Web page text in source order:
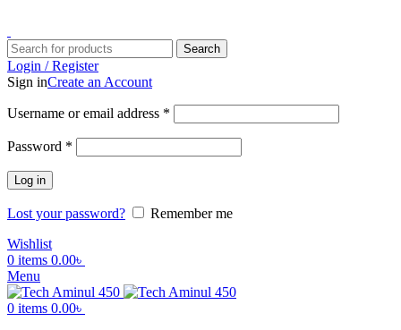
Search
Login / Register
Sign inCreate an Account
Username or email address *
Password *
Log in
Lost your password?
Remember me
Wishlist
0 items 0.00৳
Menu
0 items 0.00৳